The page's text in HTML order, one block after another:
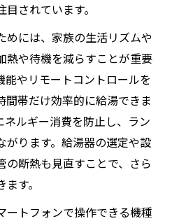
されています。
めには、家族の生活リズムや
熱や待機を減らすことが重要
能やリモートコントロールを
間帯だけ効率的に給湯できま
ネルギー消費を防止し、ラン
がります。給湯器の選定や設
の断熱も見直すことで、さら
す。
ートフォンで操作できる機種